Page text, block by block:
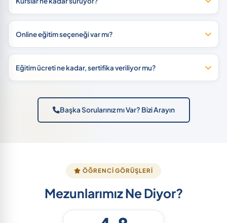
Online eğitim seçeneği var mı?
Eğitim ücreti ne kadar, sertifika veriliyor mu?
Başka Sorularınız mı Var? Bizi Arayın
ÖĞRENCI GÖRÜŞLERI
Mezunlarımız Ne Diyor?